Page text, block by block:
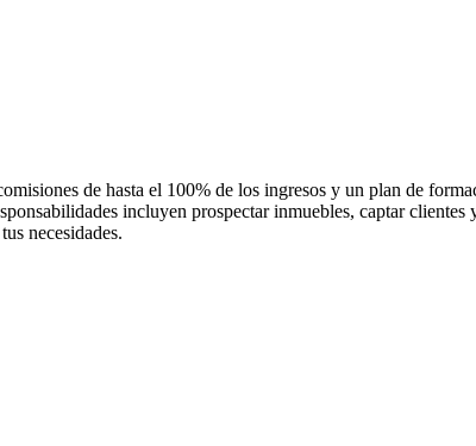
de hasta el 100% de los ingresos y un plan de
incluyen prospectar inmuebles, captar
necesidades.